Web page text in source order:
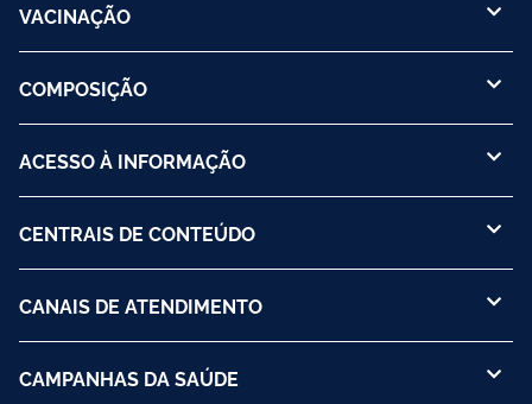
VACINAÇÃO
COMPOSIÇÃO
ACESSO À INFORMAÇÃO
CENTRAIS DE CONTEÚDO
CANAIS DE ATENDIMENTO
CAMPANHAS DA SAÚDE